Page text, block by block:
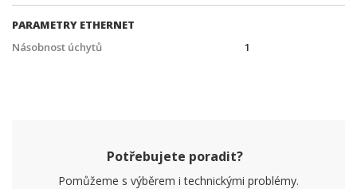
PARAMETRY ETHERNET
Násobnost úchytů
1
Potřebujete poradit?
Pomůžeme s výběrem i technickými problémy.